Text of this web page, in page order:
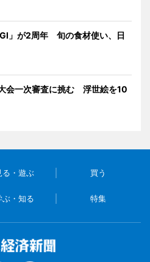
」が2周年 旬の食材使い、日
会一次審査に挑む 浮世絵を10
る・遊ぶ 買う
ぶ・知る 特集